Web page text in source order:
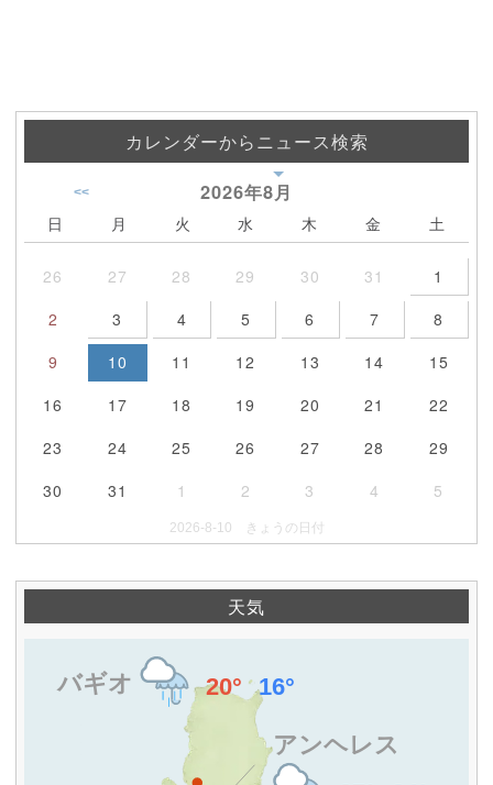
カレンダーからニュース検索
2026年8月
<<
日 月 火 水 木 金 土
26 27 28 29 30 31
1
2
3 4 5 6 7
8
9
10 11 12 13 14
15
16
17 18 19 20 21
22
23
24 25 26 27 28
29
30
31 1 2 3 4 5
2026-8-10 きょうの日付
天気